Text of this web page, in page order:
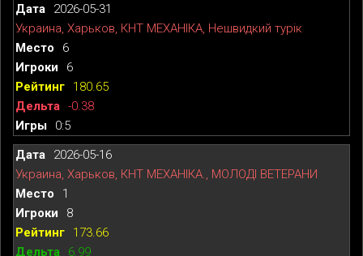
2026-05-31
Украина, Харьков, КНТ МЕХАНІКА, Нешвидкий турік
6
6
180.65
-0.38
0:5
2026-05-16
Украина, Харьков, КНТ МЕХАНІКА., МОЛОДІ ВЕТЕРАНИ
1
8
173.66
6.99